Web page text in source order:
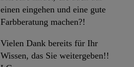
einen eingehen und eine gute
Farbberatung machen?!
Vielen Dank bereits für Ihr
Wissen, das Sie weitergeben!!